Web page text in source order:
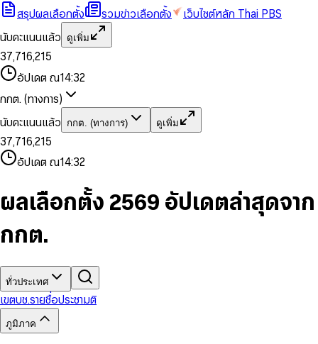
สรุปผลเลือกตั้ง
รวมข่าวเลือกตั้ง
เว็บไซต์หลัก Thai PBS
นับคะแนนแล้ว
ดูเพิ่ม
0
1
2
3
4
5
6
8
9
3
4
5
6
7
8
9
,
4
6
7
8
9
0
1
2
3
4
5
6
7
8
9
3
5
6
7
8
9
,
1
2
4
5
7
8
9
0
1
3
4
6
7
8
9
2
3
4
5
7
8
อัปเดต ณ14:32
กกต. (ทางการ)
นับคะแนนแล้ว
กกต. (ทางการ) ดูเพิ่ม
0
1
2
3
4
5
7
8
0
1
2
4
5
6
7
8
9
,
0
1
2
4
6
7
8
9
0
1
2
3
5
6
8
9
0
1
3
5
6
7
8
,
1
2
4
6
7
9
0
1
3
5
6
8
9
0
2
3
4
5
7
9
อัปเดต ณ14:32
ผลเลือกตั้ง 2569 อัปเดตล่าสุดจาก
กกต.
ทั่วประเทศ
เขตบช.รายชื่อประชามติ
ภูมิภาค